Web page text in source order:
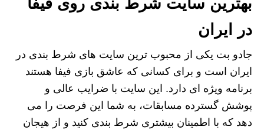
بهترین سایت شرط بندی روی فیفا
در ایران
جادو بت یکی از محبوب ترین سایت های شرط بندی در
ایران است و برای کسانی که عاشق بازی فیفا هستند
برنامه ویژه ای دارد. این سایت با ضرایب عالی و
پوشش گسترده مسابقات، به شما این فرصت را می
دهد که با اطمینان بیشتری شرط بندی کنید و از هیجان